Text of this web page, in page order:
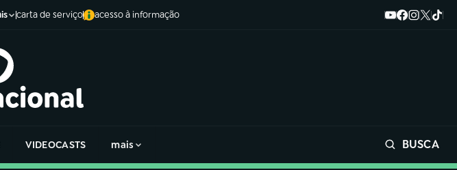
carta de serviço acesso à informação
VIDEOCASTS mais BUSCA